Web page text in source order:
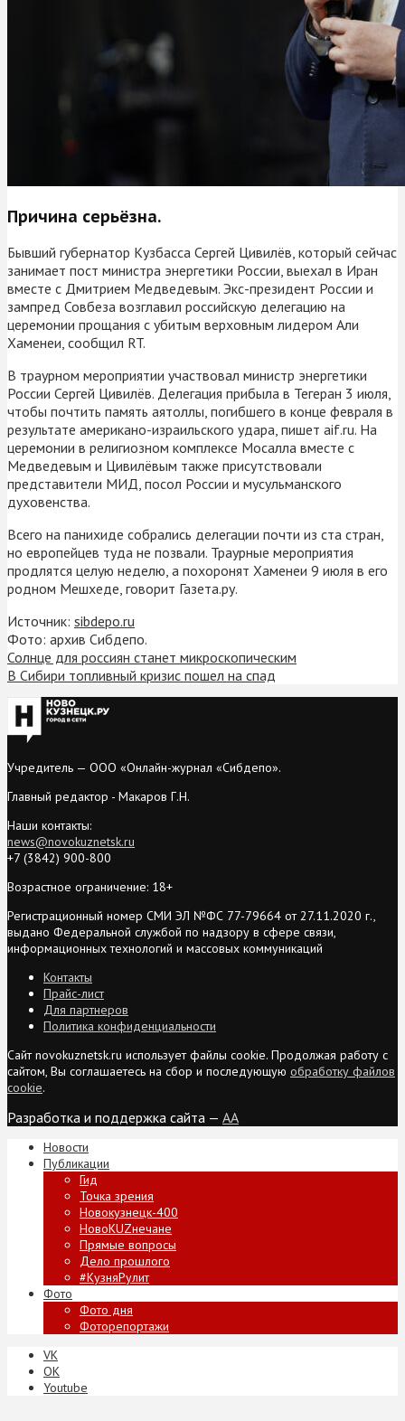
Причина серьёзна.
Бывший губернатор Кузбасса Сергей Цивилёв, который сейчас
занимает пост министра энергетики России, выехал в Иран
вместе с Дмитрием Медведевым. Экс-президент России и
зампред Совбеза возглавил российскую делегацию на
церемонии прощания с убитым верховным лидером Али
Хаменеи, сообщил RT.
В траурном мероприятии участвовал министр энергетики
России Сергей Цивилёв. Делегация прибыла в Тегеран 3 июля,
чтобы почтить память аятоллы, погибшего в конце февраля в
результате американо-израильского удара, пишет aif.ru. На
церемонии в религиозном комплексе Мосалла вместе с
Медведевым и Цивилёвым также присутствовали
представители МИД, посол России и мусульманского
духовенства.
Всего на панихиде собрались делегации почти из ста стран,
но европейцев туда не позвали. Траурные мероприятия
продлятся целую неделю, а похоронят Хаменеи 9 июля в его
родном Мешхеде, говорит Газета.ру.
Источник: sibdepo.ru
Фото: архив Сибдепо.
Солнце для россиян станет микроскопическим
В Сибири топливный кризис пошел на спад
Учредитель — ООО «Онлайн-журнал «Сибдепо».
Главный редактор - Макаров Г.Н.
Наши контакты:
news@novokuznetsk.ru
+7 (3842) 900-800
Возрастное ограничение: 18+
Регистрационный номер СМИ ЭЛ №ФС 77-79664 от 27.11.2020 г.,
выдано Федеральной службой по надзору в сфере связи,
информационных технологий и массовых коммуникаций
Контакты
Прайс-лист
Для партнеров
Политика конфиденциальности
Сайт novokuznetsk.ru использует файлы cookie. Продолжая работу с
сайтом, Вы соглашаетесь на сбор и последующую обработку файлов
cookie.
Разработка и поддержка сайта — AA
Новости
Публикации
Гид
Точка зрения
Новокузнецк-400
НовоKUZнечане
Прямые вопросы
Дело прошлого
#КузняРулит
Фото
Фото дня
Фоторепортажи
VK
ОК
Youtube